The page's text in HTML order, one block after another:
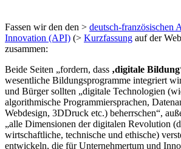
Fassen wir den den > deutsch-französischen
Innovation (API) (> Kurzfassung auf der
zusammen:
Beide Seiten „fordern, dass ‚digitale
wesentliche Bildungsprogramme integriert
und Bürger sollten „digitale Technologien
algorithmische Programmiersprachen,
Webdesign, 3D­Druck etc.) beherrschen“,
„alle Dimensionen der digitalen Revolution
wirtschaftliche, technische und ethische)
entwickeln, die für Unternehmertum und